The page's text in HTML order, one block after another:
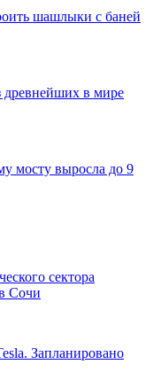
шашлыки с баней
в мире
мосту выросла до 9
сектора
Сочи
Запланировано